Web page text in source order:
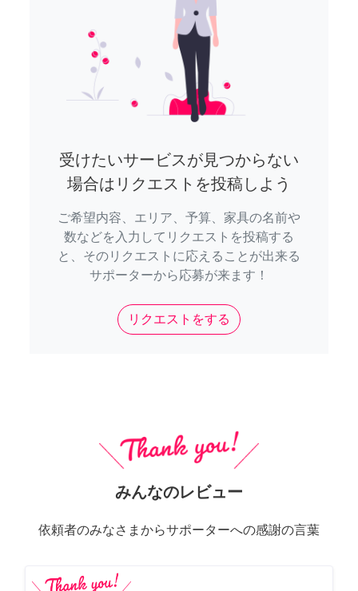
受けたいサービスが見つからない
場合はリクエストを投稿しよう
ご希望内容、エリア、予算、家具の名前や
数などを入力してリクエストを投稿する
と、そのリクエストに応えることが出来る
サポーターから応募が来ます！
リクエストをする
みんなのレビュー
依頼者のみなさまからサポーターへの感謝の言葉